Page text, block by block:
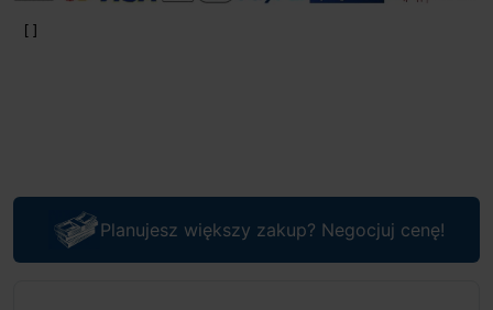
Planujesz większy zakup? Negocjuj cenę!